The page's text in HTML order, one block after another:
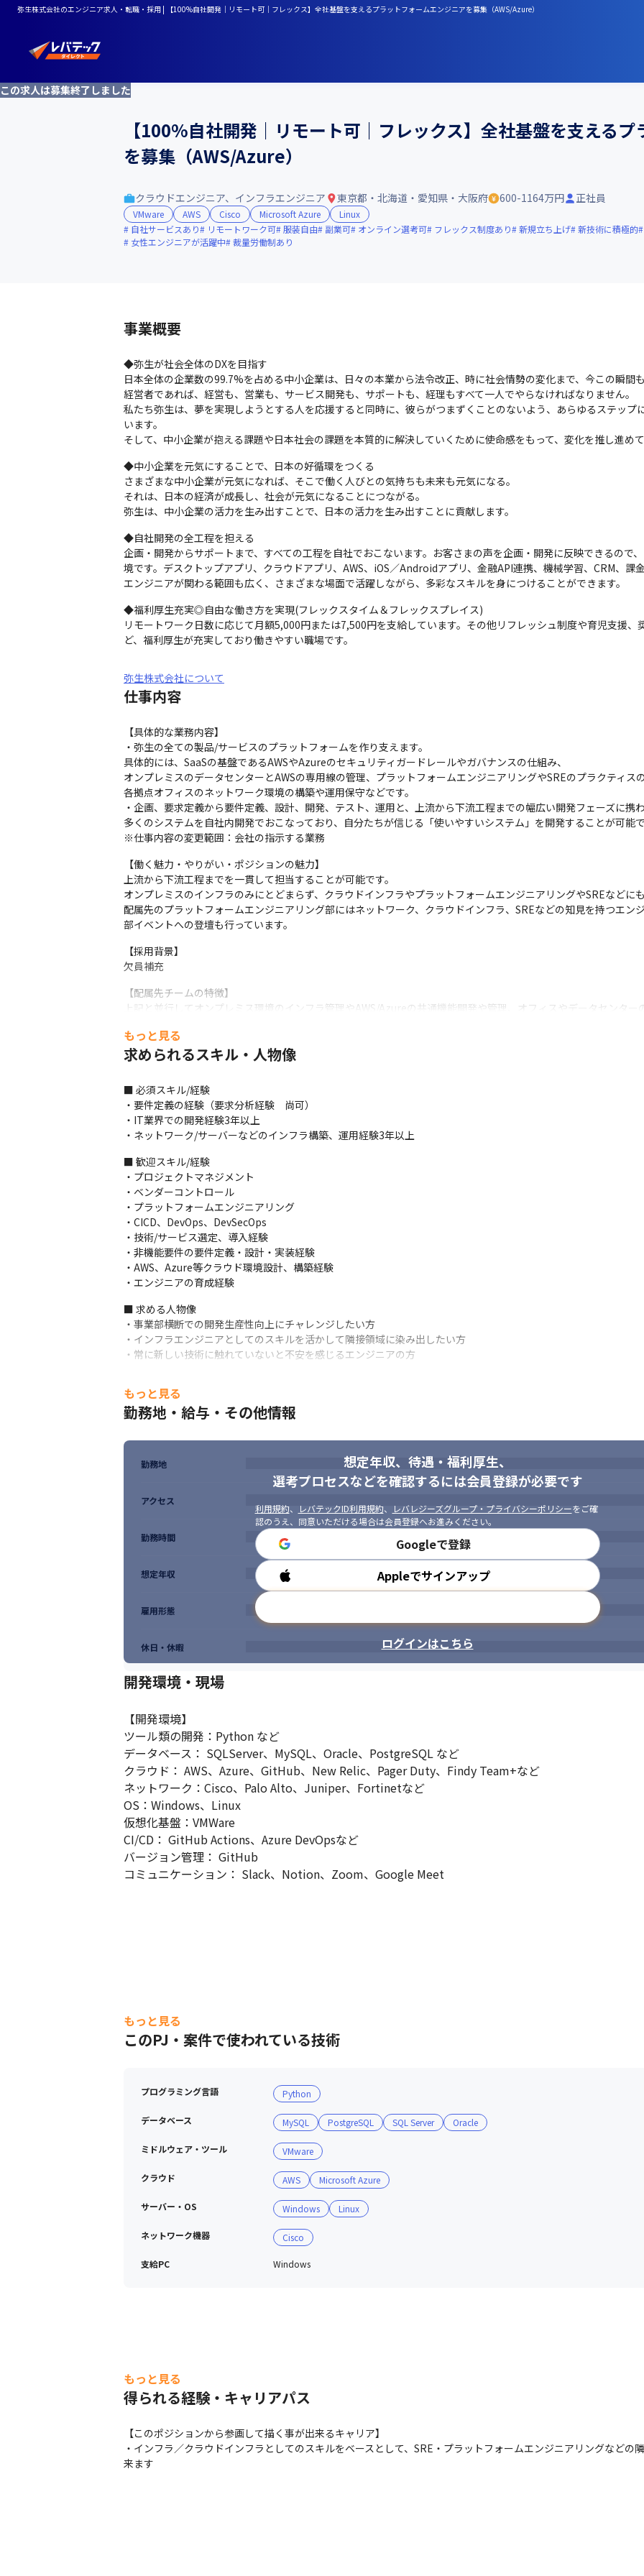
弥生株式会社のエンジニア求人・転職・採用 | 【100%自社開発｜リモート可｜フレックス】全社基盤を支えるプラットフォームエンジニアを募集（AWS/Azure）
この求人は募集終了しました
【100%自社開発｜リモート可｜フレックス】全社基盤を支える
を募集（AWS/Azure）
クラウドエンジニア、インフラエンジニア 東京都・北海道・愛知県・大阪府 600-1164万円 正社員
VMware AWS Cisco Microsoft Azure
Linux
自社サービスあり
リモートワーク可 服装自由 副業可 オンライン選考可 フレックス制度あり 新規立ち上げ 新技術に積極的
女性エンジニアが活躍中
裁量労働制あり
事業概要
◆弥生が社会全体のDXを目指す
日本全体の企業数の99.7%を占める中小企業は、日々の本業から法令改正、時に社会情勢の変化まで、今この瞬間
経営者であれば、経営も、営業も、サービス開発も、サポートも、経理もすべて一人でやらなければなりません。
私たち弥生は、夢を実現しようとする人を応援すると同時に、彼らがつまずくことのないよう、あらゆるステップ
います。
そして、中小企業が抱える課題や日本社会の課題を本質的に解決していくために使命感をもって、変化を推し進めて
◆中小企業を元気にすることで、日本の好循環をつくる
さまざまな中小企業が元気になれば、そこで働く人びとの気持ちも未来も元気になる。
それは、日本の経済が成長し、社会が元気になることにつながる。
弥生は、中小企業の活力を生み出すことで、日本の活力を生み出すことに貢献します。
◆自社開発の全工程を担える
企画・開発からサポートまで、すべての工程を自社でおこないます。お客さまの声を企画・開発に反映できるので
境です。デスクトップアプリ、クラウドアプリ、AWS、iOS／Androidアプリ、金融API連携、機械学習、CRM、課
エンジニアが関わる範囲も広く、さまざまな場面で活躍しながら、多彩なスキルを身につけることができます。
◆福利厚生充実◎自由な働き方を実現(フレックスタイム＆フレックスプレイス)
リモートワーク日数に応じて月額5,000円または7,500円を支給しています。その他リフレッシュ制度や育児支援
ど、福利厚生が充実しており働きやすい職場です。
弥生株式会社について
仕事内容
【具体的な業務内容】
・弥生の全ての製品/サービスのプラットフォームを作り支えます。
具体的には、SaaSの基盤であるAWSやAzureのセキュリティガードレールやガバナンスの仕組み、
オンプレミスのデータセンターとAWSの専用線の管理、プラットフォームエンジニアリングやSREのプラクティス
各拠点オフィスのネットワーク環境の構築や運用保守などです。
・企画、要求定義から要件定義、設計、開発、テスト、運用と、上流から下流工程までの幅広い開発フェーズに携わ
多くのシステムを自社内開発でおこなっており、自分たちが信じる「使いやすいシステム」を開発することが可能で
※仕事内容の変更範囲：会社の指示する業務
【働く魅力・やりがい・ポジションの魅力】
上流から下流工程までを一貫して担当することが可能です。
オンプレミスのインフラのみにとどまらず、クラウドインフラやプラットフォームエンジニアリングやSREなどに
配属先のプラットフォームエンジニアリング部にはネットワーク、クラウドインフラ、SREなどの知見を持つエン
部イベントへの登壇も行っています。
【採用背景】
欠員補充
【配属先チームの特徴】
上記と並行してオンプレミス環境のインフラ管理やAWS/Azureの共通機能開発や管理、オフィスやデータセンター
【配属先名】
プラットフォーム開発本部プラットフォームエンジニアリング部に配属想定
【チーム人数】
10名前後
【活躍しているメンバーの経歴／特徴等】
・フルスタックエンジニアとしてクラウドインフラも関わりつつSREに担当領域を広げた人
・サーバーエンジニアからネットワークスペシャリストに担当領域を広げたい人
・サーバーエンジニアとしてキャリアをスタートし、セキュリティに担当領域を広げた人
・AWS、Findyなどのイベント登壇経験のあるエンジニアが複数在籍しています
もっと見る
求められるスキル・人物像
■ 必須スキル/経験
・要件定義の経験（要求分析経験　尚可）
・IT業界での開発経験3年以上
・ネットワーク/サーバーなどのインフラ構築、運用経験3年以上
■ 歓迎スキル/経験
・プロジェクトマネジメント
・ベンダーコントロール
・プラットフォームエンジニアリング
・CICD、DevOps、DevSecOps
・技術/サービス選定、導入経験
・非機能要件の要件定義・設計・実装経験
・AWS、Azure等クラウド環境設計、構築経験
・エンジニアの育成経験
■ 求める人物像
・事業部横断での開発生産性向上にチャレンジしたい方
・インフラエンジニアとしてのスキルを活かして隣接領域に染み出したい方
・常に新しい技術に触れていないと不安を感じるエンジニアの方
もっと見る
勤務地・給与・その他情報
想定年収、待遇・福利厚生、
選考プロセスなどを確認するには会員登録が必要です
利用規約、 レバテックID利用規約、 レバレジーズグループ・プライバシーポリシーをご確
認のうえ、同意いただける場合は会員登録へお進みください。
Googleで登録
Appleでサインアップ
ログインはこちら
勤務地
アクセス
勤務時間
想定年収
雇用形態
休日・休暇
開発環境・現場
【開発環境】
ツール類の開発：Python など
データベース： SQLServer、MySQL、Oracle、PostgreSQL など
クラウド： AWS、Azure、GitHub、New Relic、Pager Duty、Findy Team+など
ネットワーク：Cisco、Palo Alto、Juniper、Fortinetなど
OS：Windows、Linux
仮想化基盤：VMWare
CI/CD： GitHub Actions、Azure DevOpsなど
バージョン管理： GitHub
コミュニケーション： Slack、Notion、Zoom、Google Meet
もっと見る
このPJ・案件で使われている技術
プログラミング言語 Python
データベース MySQL PostgreSQL SQL Server Oracle
ミドルウェア・ツール VMware
クラウド AWS Microsoft Azure
サーバー・OS Windows Linux
ネットワーク機器 Cisco
支給PC Windows
もっと見る
得られる経験・キャリアパス
【このポジションから参画して描く事が出来るキャリア】
・インフラ／クラウドインフラとしてのスキルをベースとして、SRE・プラットフォームエンジニアリングなどの
来ます